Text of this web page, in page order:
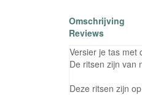
Omschrijving
Reviews
Versier je tas met
De ritsen zijn van
Deze ritsen zijn